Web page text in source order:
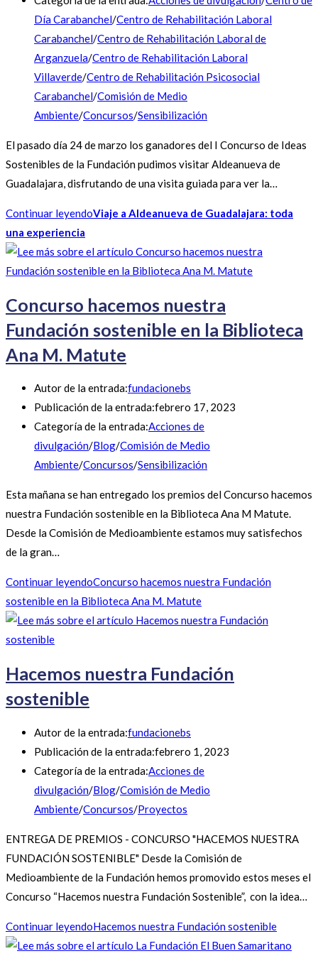
Día Carabanchel/Centro de Rehabilitación Laboral
Carabanchel/Centro de Rehabilitación Laboral de
Arganzuela/Centro de Rehabilitación Laboral
Villaverde/Centro de Rehabilitación Psicosocial
Carabanchel/Comisión de Medio
Ambiente/Concursos/Sensibilización
El pasado día 24 de marzo los ganadores del I Concurso de Ideas
Sostenibles de la Fundación pudimos visitar Aldeanueva de
Guadalajara, disfrutando de una visita guiada para ver la…
Continuar leyendoViaje a Aldeanueva de Guadalajara: toda
una experiencia
Concurso hacemos nuestra
Fundación sostenible en la Biblioteca
Ana M. Matute
Autor de la entrada:fundacionebs
Publicación de la entrada:febrero 17, 2023
Categoría de la entrada:Acciones de
divulgación/Blog/Comisión de Medio
Ambiente/Concursos/Sensibilización
Esta mañana se han entregado los premios del Concurso hacemos
nuestra Fundación sostenible en la Biblioteca Ana M Matute.
Desde la Comisión de Medioambiente estamos muy satisfechos
de la gran…
Continuar leyendoConcurso hacemos nuestra Fundación
sostenible en la Biblioteca Ana M. Matute
Hacemos nuestra Fundación
sostenible
Autor de la entrada:fundacionebs
Publicación de la entrada:febrero 1, 2023
Categoría de la entrada:Acciones de
divulgación/Blog/Comisión de Medio
Ambiente/Concursos/Proyectos
ENTREGA DE PREMIOS - CONCURSO "HACEMOS NUESTRA
FUNDACIÓN SOSTENIBLE" Desde la Comisión de
Medioambiente de la Fundación hemos promovido estos meses el
Concurso “Hacemos nuestra Fundación Sostenible”, con la idea…
Continuar leyendoHacemos nuestra Fundación sostenible